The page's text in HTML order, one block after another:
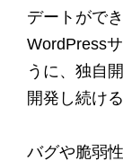
デートがで
WordPress
うに、独自
開発し続け
バグや脆弱